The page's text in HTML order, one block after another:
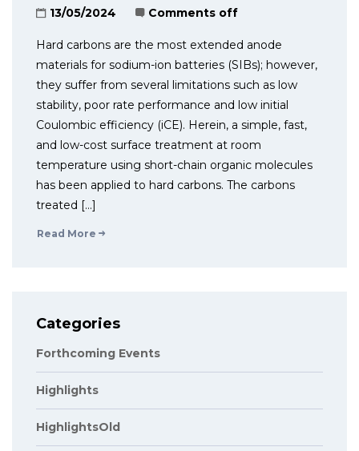
13/05/2024 Comments off
Hard carbons are the most extended anode
materials for sodium-ion batteries (SIBs); however,
they suffer from several limitations such as low
stability, poor rate performance and low initial
Coulombic efficiency (iCE). Herein, a simple, fast,
and low-cost surface treatment at room
temperature using short-chain organic molecules
has been applied to hard carbons. The carbons
treated […]
Read More
Categories
Forthcoming Events
Highlights
HighlightsOld